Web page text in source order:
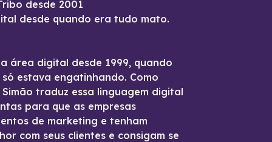
desde 2001
desde quando era tudo mato.
área digital desde 1999, quando
estava engatinhando. Como
traduz essa linguagem digital
para que as empresas
de marketing e tenham
com seus clientes e consigam se